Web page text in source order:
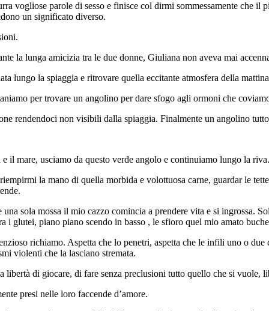
vogliose parole di sesso e finisce col dirmi sommessamente che
un significato diverso.
la lunga amicizia tra le due donne, Giuliana non aveva mai
lungo la spiaggia e ritrovare quella eccitante atmosfera della
per trovare un angolino per dare sfogo agli ormoni che
rendendoci non visibili dalla spiaggia. Finalmente un angolino
il mare, usciamo da questo verde angolo e continuiamo lungo la
la mano di quella morbida e volottuosa carne, guardar le
sola mossa il mio cazzo comincia a prendere vita e si ingrossa.
i glutei, piano piano scendo in basso , le sfioro quel mio amato
richiamo. Aspetta che lo penetri, aspetta che le infili uno o
violenti che la lasciano stremata.
libertà di giocare, di fare senza preclusioni tutto quello che si
presi nelle loro faccende d’amore.